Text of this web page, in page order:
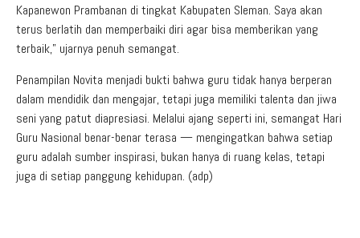
Kapanewon Prambanan di tingkat Kabupaten Sleman. Saya akan
terus berlatih dan memperbaiki diri agar bisa memberikan yang
terbaik,” ujarnya penuh semangat.
Penampilan Novita menjadi bukti bahwa guru tidak hanya berperan
dalam mendidik dan mengajar, tetapi juga memiliki talenta dan jiwa
seni yang patut diapresiasi. Melalui ajang seperti ini, semangat Hari
Guru Nasional benar-benar terasa — mengingatkan bahwa setiap
guru adalah sumber inspirasi, bukan hanya di ruang kelas, tetapi
juga di setiap panggung kehidupan. (adp)